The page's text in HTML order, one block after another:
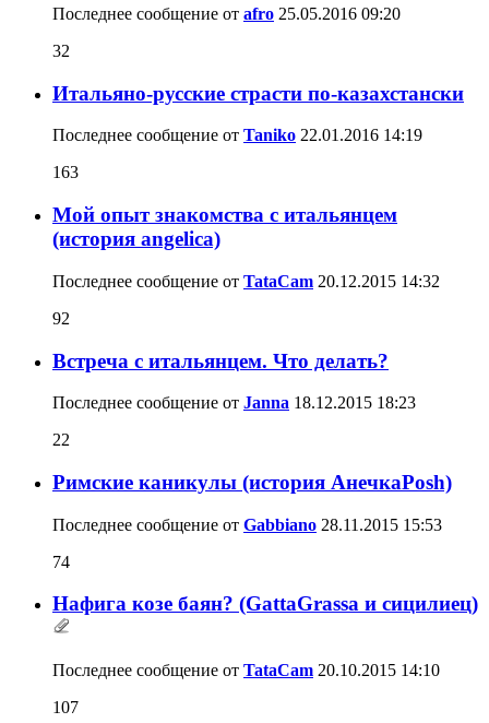
Последнее сообщение от afro 25.05.2016 09:20
32
Итальяно-русские страсти по-казахстански
Последнее сообщение от Taniko 22.01.2016 14:19
163
Мой опыт знакомства с итальянцем
(история angelica)
Последнее сообщение от TataCam 20.12.2015 14:32
92
Встреча с итальянцем. Что делать?
Последнее сообщение от Janna 18.12.2015 18:23
22
Римские каникулы (история АнечкаPosh)
Последнее сообщение от Gabbiano 28.11.2015 15:53
74
Нафига козе баян? (GattaGrassa и сицилиец)
Последнее сообщение от TataCam 20.10.2015 14:10
107